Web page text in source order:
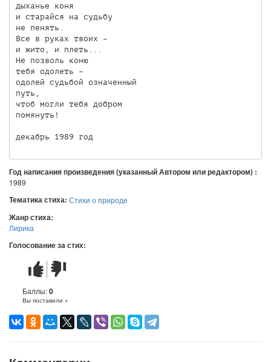
дыханье коня
и старайся на судьбу
не пенять.
Все в руках твоих –
и жито, и плеть...
Не позволь коню
тебя одолеть –
одолей судьбой означенный
путь,
чтоб могли тебя добром
помянуть!
Год написания произведения (указанный Автором или редактором) :
1989
Тематика стиха: Стихи о природе
Жанр стиха:
Лирика
Голосование за стих:
Стих
понравился
Стих
не
понравился
Баллы:0
Вы поставили +